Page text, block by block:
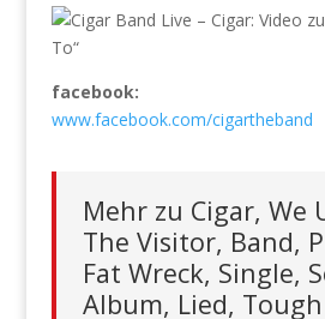
facebook:
www.facebook.com/cigartheband
Mehr zu Cigar, We
The Visitor, Band,
Fat Wreck, Single,
Album, Lied,